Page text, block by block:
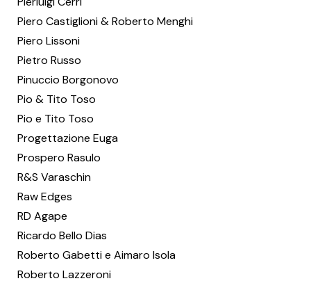
Piero Castiglioni & Roberto Menghi
Piero Lissoni
Pietro Russo
Pinuccio Borgonovo
Pio & Tito Toso
Pio e Tito Toso
Progettazione Euga
Prospero Rasulo
R&S Varaschin
Raw Edges
RD Agape
Ricardo Bello Dias
Roberto Gabetti e Aimaro Isola
Roberto Lazzeroni